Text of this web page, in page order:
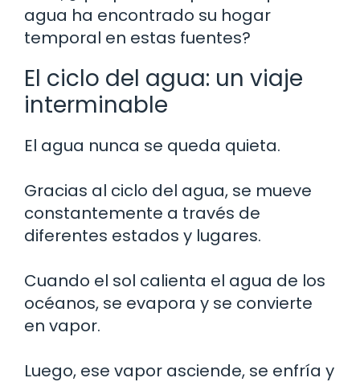
agua ha encontrado su hogar
temporal en estas fuentes?
El ciclo del agua: un viaje
interminable
El agua nunca se queda quieta.
Gracias al ciclo del agua, se mueve
constantemente a través de
diferentes estados y lugares.
Cuando el sol calienta el agua de los
océanos, se evapora y se convierte
en vapor.
Luego, ese vapor asciende, se enfría y